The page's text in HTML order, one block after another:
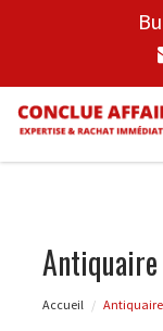
Accueil